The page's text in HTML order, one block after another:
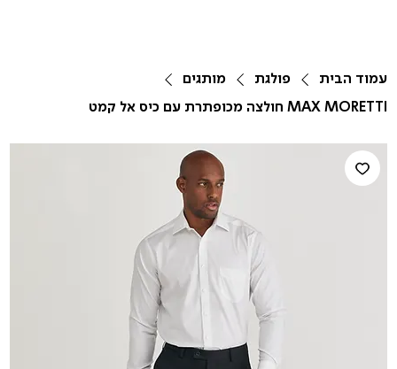
עמוד הבית פולגת
מותגים
MAX MORETTI חולצה מכופתרת עם כיס אל קמט